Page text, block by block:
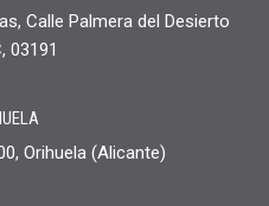
Calle Palmera del Desierto
03191
Orihuela (Alicante)